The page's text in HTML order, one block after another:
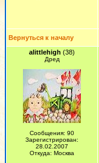
Вернуться к началу
alittlehigh (38)
Дред
Сообщения: 90
Зарегистрирован:
28.02.2007
Откуда: Москва